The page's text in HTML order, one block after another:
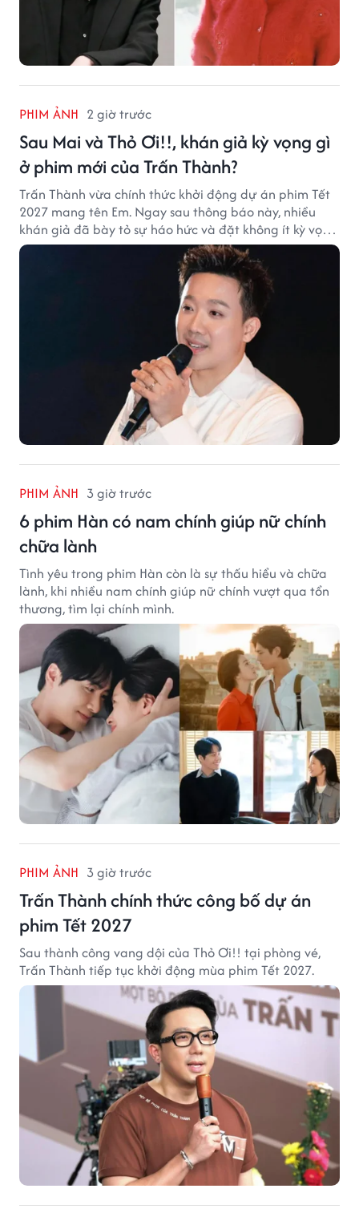
PHIM ẢNH 2 giờ trước
Sau Mai và Thỏ Ơi!!, khán giả kỳ vọng gì
ở phim mới của Trấn Thành?
Trấn Thành vừa chính thức khởi động dự án phim Tết
2027 mang tên Em. Ngay sau thông báo này, nhiều
khán giả đã bày tỏ sự háo hức và đặt không ít kỳ vọng
vào bộ phim mới của Trấn Thành.
PHIM ẢNH 3 giờ trước
6 phim Hàn có nam chính giúp nữ chính
chữa lành
Tình yêu trong phim Hàn còn là sự thấu hiểu và chữa
lành, khi nhiều nam chính giúp nữ chính vượt qua tổn
thương, tìm lại chính mình.
PHIM ẢNH 3 giờ trước
Trấn Thành chính thức công bố dự án
phim Tết 2027
Sau thành công vang dội của Thỏ Ơi!! tại phòng vé,
Trấn Thành tiếp tục khởi động mùa phim Tết 2027.